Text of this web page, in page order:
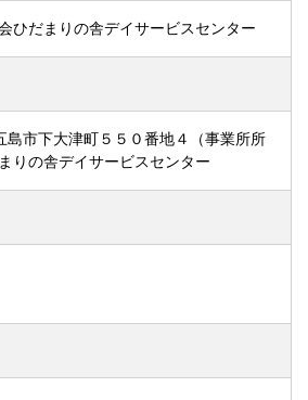
ひだまりの舎デイサービスセンター
島市下大津町５５０番地４（事業所所
りの舎デイサービスセンター